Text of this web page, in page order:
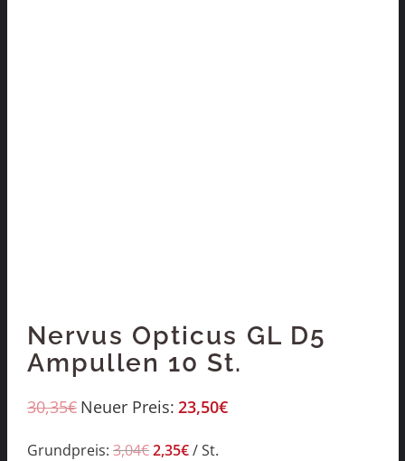
Nervus Opticus GL D5
Ampullen 10 St.
30,35€ Neuer Preis: 23,50€
Grundpreis: 3,04€2,35€/St.